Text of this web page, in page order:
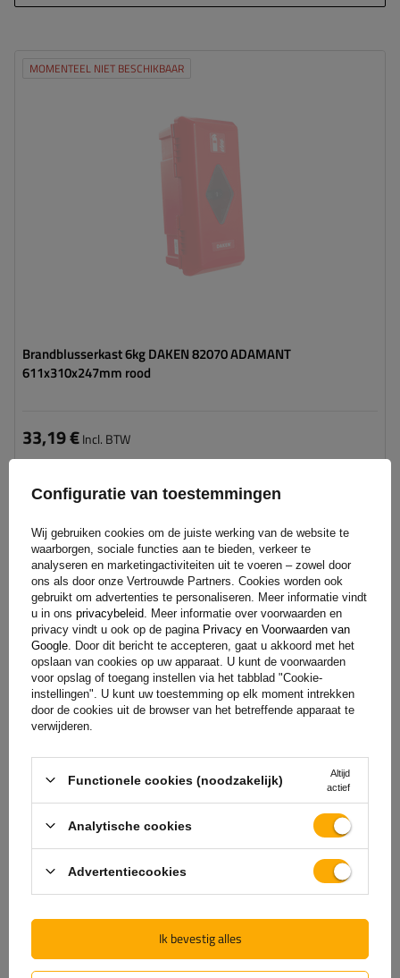
MOMENTEEL NIET BESCHIKBAAR
Brandblusserkast 6kg DAKEN 82070 ADAMANT
611x310x247mm rood
310 mm
247 mm
33,19 €Incl. BTW
De officiële webshop van
de fabrikant
GARANTIE OP KWALITEIT EN AUTHENTICITEIT
koopt, kiest u ervoor om
rechtstreeks bij de fabrikant te kopen. U bent er
100% zeker van dat het product origineel is en dat
wij u volledige technische ondersteuning en
constante toegang tot originele reserveonderdelen.
Configuratie van toestemmingen
Wij gebruiken cookies om de juiste werking van de website te
waarborgen, sociale functies aan te bieden, verkeer te
analyseren en marketingactiviteiten uit te voeren – zowel door
ons als door onze Vertrouwde Partners. Cookies worden ook
gebruikt om advertenties te personaliseren. Meer informatie vindt
u in ons privacybeleid . Meer informatie over voorwaarden en
privacy vindt u ook op de pagina Privacy en Voorwaarden van
Google . Door dit bericht te accepteren, gaat u akkoord met het
opslaan van cookies op uw apparaat. U kunt de voorwaarden
voor opslag of toegang instellen via het tabblad "Cookie-
instellingen". U kunt uw toestemming op elk moment intrekken
door de cookies uit de browser van het betreffende apparaat te
verwijderen.
Functionele cookies (noodzakelijk)
Altijd
actief
Analytische cookies
Advertentiecookies
Ik bevestig alles